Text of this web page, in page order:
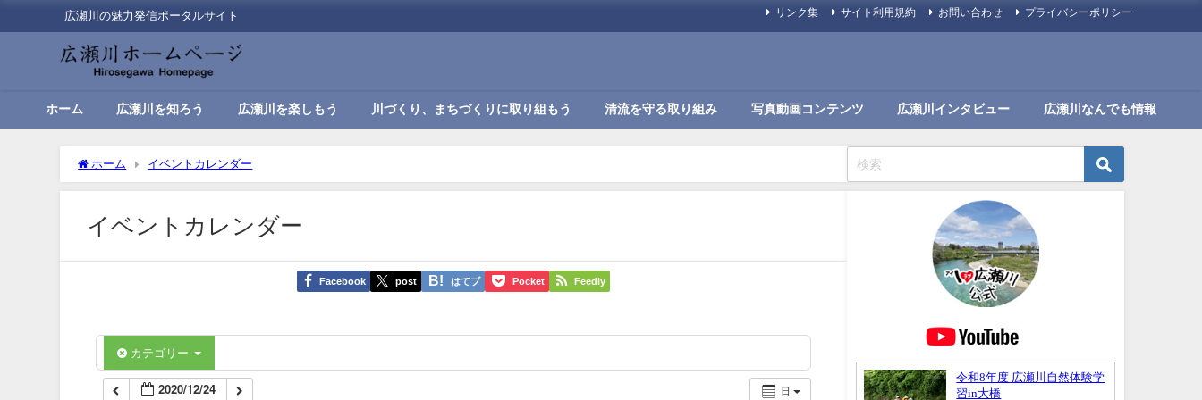
広瀬川の魅力発信ポータルサイト リンク集 サイト利用規約 お問い合わせ プライバシーポリシー
ホーム 広瀬川を知ろう 広瀬川を楽しもう 川づくり、まちづくりに取り組もう 清流を守る取り組み 写真動画コンテンツ 広瀬川インタビュー 広瀬川なんでも情報
ホーム イベントカレンダー
イベントカレンダー
Facebook post はてブ Pocket Feedly
カテゴリー
日
2020/12/24
01:00
04:00
06:00